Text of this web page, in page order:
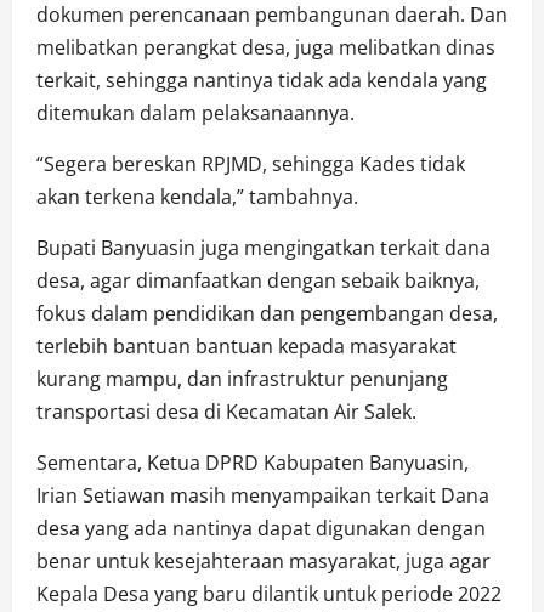
dokumen perencanaan pembangunan daerah. Dan
melibatkan perangkat desa, juga melibatkan dinas
terkait, sehingga nantinya tidak ada kendala yang
ditemukan dalam pelaksanaannya.
“Segera bereskan RPJMD, sehingga Kades tidak
akan terkena kendala,” tambahnya.
Bupati Banyuasin juga mengingatkan terkait dana
desa, agar dimanfaatkan dengan sebaik baiknya,
fokus dalam pendidikan dan pengembangan desa,
terlebih bantuan bantuan kepada masyarakat
kurang mampu, dan infrastruktur penunjang
transportasi desa di Kecamatan Air Salek.
Sementara, Ketua DPRD Kabupaten Banyuasin,
Irian Setiawan masih menyampaikan terkait Dana
desa yang ada nantinya dapat digunakan dengan
benar untuk kesejahteraan masyarakat, juga agar
Kepala Desa yang baru dilantik untuk periode 2022